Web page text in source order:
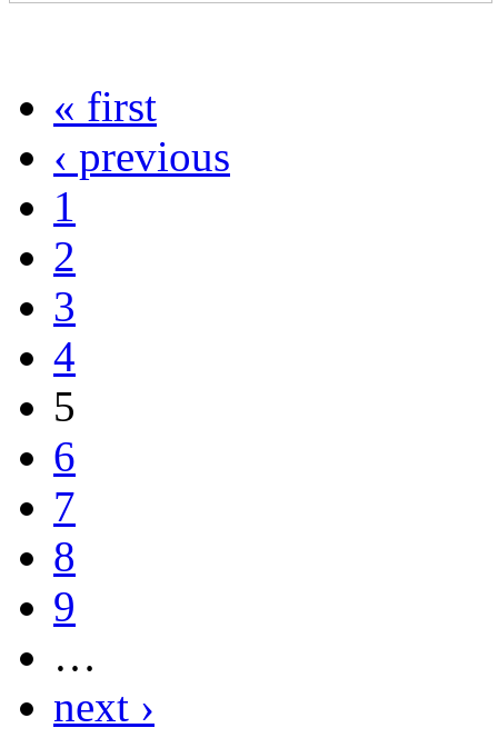
« first
‹ previous
1
2
3
4
5
6
7
8
9
…
next ›